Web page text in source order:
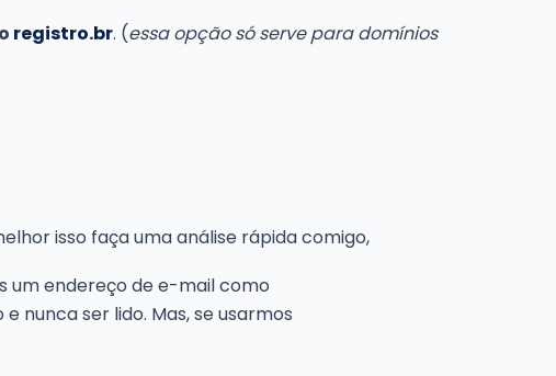
registro.br. (essa opção só serve para domínios
isso faça uma análise rápida comigo,
um endereço de e-mail como
nunca ser lido. Mas, se usarmos